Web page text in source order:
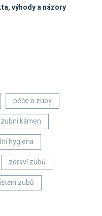
výhody a názory
péče o zuby
zubní kámen
hygiena
zdraví zubů
zubů